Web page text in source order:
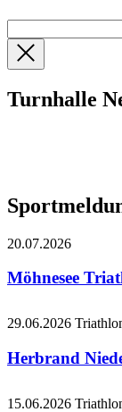
Turnhalle
20.07.2026
Möhnesee
29.06.2026
Herbrand
15.06.2026